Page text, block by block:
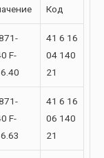
Код
F-
41 6 16
04 140
21
F-
41 6 16
06 140
21